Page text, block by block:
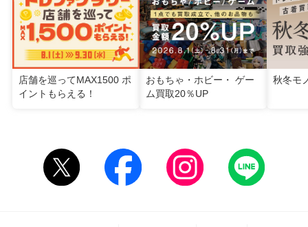
店舗を巡ってMAX1500 ポ
イントもらえる！
おもちゃ・ホビー・ ゲー
ム買取20％UP
秋冬モ